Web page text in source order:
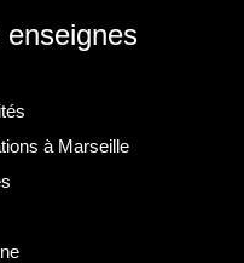
à Marseille